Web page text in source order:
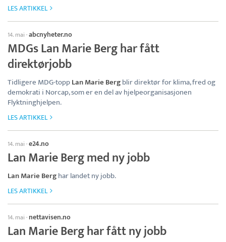
LES ARTIKKEL
14. mai ·abcnyheter.no
MDGs Lan Marie Berg har fått
direktørjobb
Tidligere MDG-toppLan Marie Bergblir direktør for klima, fred og
demokrati i Norcap, som er en del av hjelpeorganisasjonen
Flyktninghjelpen.
LES ARTIKKEL
14. mai ·e24.no
Lan Marie Berg med ny jobb
Lan Marie Berghar landet ny jobb.
LES ARTIKKEL
14. mai · nettavisen.no
Lan Marie Berg har fått ny jobb